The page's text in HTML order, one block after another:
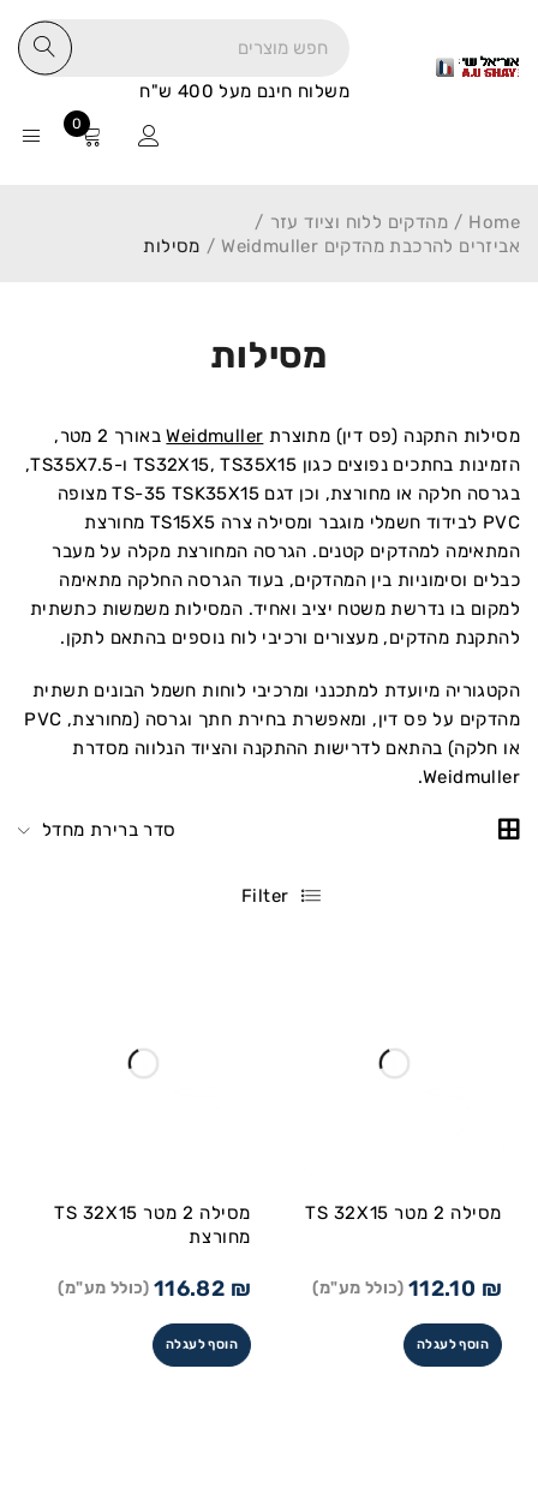
משלוח חינם מעל 400 ש"ח
0
מסילות
Home
/ מהדקים ללוח וציוד עזר /
אביזרים להרכבת מהדקים Weidmuller
/ מסילות
מסילות התקנה (פס דין) מתוצרת Weidmuller
באורך 2 מטר,
הזמינות בחתכים נפוצים כגון TS32X15, TS35X15 ו-TS35X7.5,
בגרסה חלקה או מחורצת, וכן דגם TS-35 TSK35X15 מצופה
PVC לבידוד חשמלי מוגבר ומסילה צרה TS15X5 מחורצת
המתאימה למהדקים קטנים. הגרסה המחורצת מקלה על מעבר
כבלים וסימוניות בין המהדקים, בעוד הגרסה החלקה מתאימה
למקום בו נדרשת משטח יציב ואחיד. המסילות משמשות כתשתית
להתקנת מהדקים, מעצורים ורכיבי לוח נוספים בהתאם לתקן.
הקטגוריה מיועדת למתכנני ומרכיבי לוחות חשמל הבונים תשתית
מהדקים על פס דין, ומאפשרת בחירת חתך וגרסה (מחורצת, PVC
או חלקה) בהתאם לדרישות ההתקנה והציוד הנלווה מסדרת
Weidmuller.
סדר ברירת מחדל
Filter
מסילה 2 מטר TS 32X15
112.10 ₪ (כולל מע"מ)
הוסף לעגלה
מסילה 2 מטר TS 32X15
מחורצת
116.82 ₪ (כולל מע"מ)
הוסף לעגלה